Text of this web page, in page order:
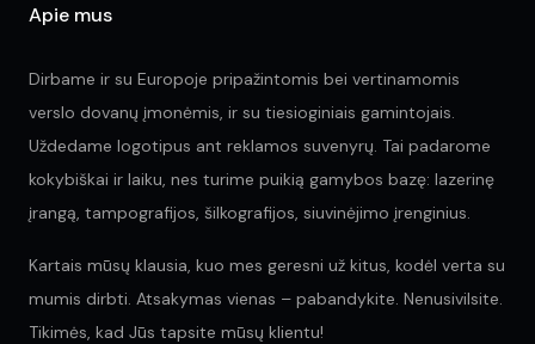
Apie mus
Dirbame ir su Europoje pripažintomis bei vertinamomis
verslo dovanų įmonėmis, ir su tiesioginiais gamintojais.
Uždedame logotipus ant reklamos suvenyrų. Tai padarome
kokybiškai ir laiku, nes turime puikią gamybos bazę: lazerinę
įrangą, tampografijos, šilkografijos, siuvinėjimo įrenginius.
Kartais mūsų klausia, kuo mes geresni už kitus, kodėl verta su
mumis dirbti. Atsakymas vienas – pabandykite. Nenusivilsite.
Tikimės, kad Jūs tapsite mūsų klientu!